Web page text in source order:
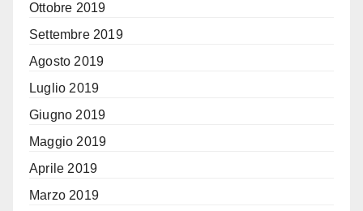
Ottobre 2019
Settembre 2019
Agosto 2019
Luglio 2019
Giugno 2019
Maggio 2019
Aprile 2019
Marzo 2019